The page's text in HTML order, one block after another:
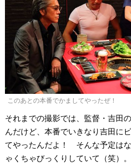
このあとの本番でかましてやったぜ！
それまでの撮影では、監督・吉田
んだけど、本番でいきなり吉田に
てやったんだよ！ そんな予定は
ゃくちゃびっくりしていて（笑）